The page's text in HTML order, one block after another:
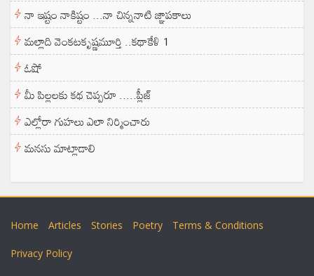
నా ఇష్టం నాకిష్టం ...నా చిన్ననాటి జ్ఞాపకాలు
మల్లాది వెంకటకృష్ణమూర్తి ..కథాకేళి 1
ఓషో
మీ పిల్లలకు కథ చెప్పరూ .....ప్లీజ్
ఎల్లోరా గుహలు ఎలా నిర్మించారు
మనసు మాట్లాడాలి
Home Articles Stories Poetry Terms & Conditions
Privacy Policy